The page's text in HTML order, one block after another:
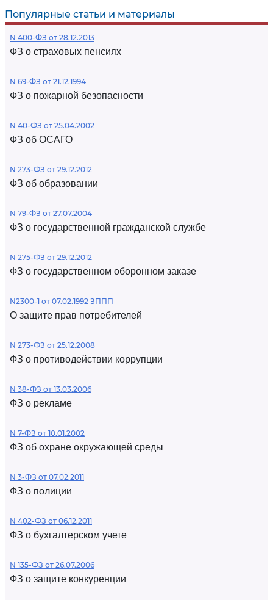
Популярные статьи и материалы
N 400-ФЗ от 28.12.2013
ФЗ о страховых пенсиях
N 69-ФЗ от 21.12.1994
ФЗ о пожарной безопасности
N 40-ФЗ от 25.04.2002
ФЗ об ОСАГО
N 273-ФЗ от 29.12.2012
ФЗ об образовании
N 79-ФЗ от 27.07.2004
ФЗ о государственной гражданской службе
N 275-ФЗ от 29.12.2012
ФЗ о государственном оборонном заказе
N2300-1 от 07.02.1992 ЗППП
О защите прав потребителей
N 273-ФЗ от 25.12.2008
ФЗ о противодействии коррупции
N 38-ФЗ от 13.03.2006
ФЗ о рекламе
N 7-ФЗ от 10.01.2002
ФЗ об охране окружающей среды
N 3-ФЗ от 07.02.2011
ФЗ о полиции
N 402-ФЗ от 06.12.2011
ФЗ о бухгалтерском учете
N 135-ФЗ от 26.07.2006
ФЗ о защите конкуренции